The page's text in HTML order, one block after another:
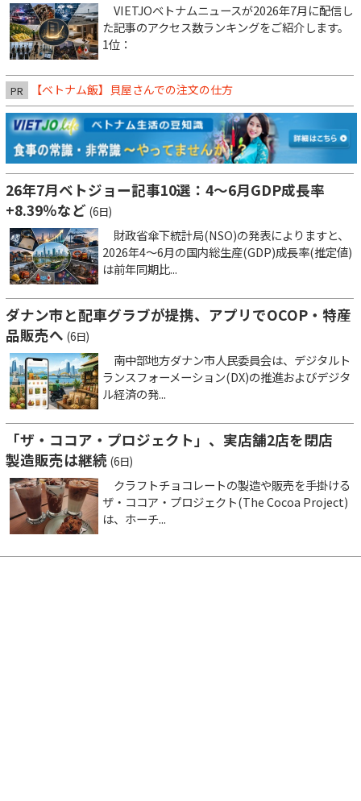
VIETJOベトナムニュースが2026年7月に配信し
た記事のアクセス数ランキングをご紹介します。
1位：
PR 【ベトナム飯】貝屋さんでの注文の仕方
26年7月ベトジョー記事10選：4～6月GDP成長率
+8.39％など (6日)
財政省傘下統計局(NSO)の発表によりますと、
2026年4～6月の国内総生産(GDP)成長率(推定値)
は前年同期比...
ダナン市と配車グラブが提携、アプリでOCOP・特産
品販売へ (6日)
南中部地方ダナン市人民委員会は、デジタルト
ランスフォーメーション(DX)の推進およびデジタ
ル経済の発...
「ザ・ココア・プロジェクト」、実店舗2店を閉店
製造販売は継続 (6日)
クラフトチョコレートの製造や販売を手掛ける
ザ・ココア・プロジェクト(The Cocoa Project)
は、ホーチ...